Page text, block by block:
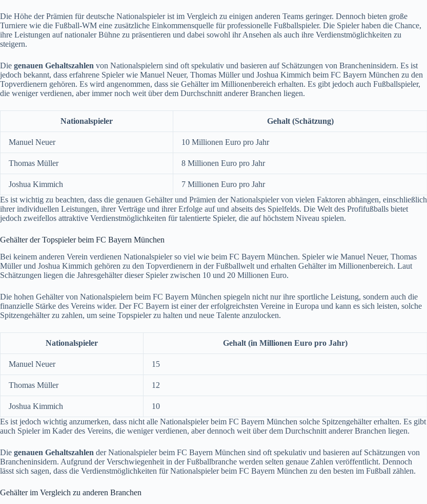
Die Höhe der Prämien für deutsche Nationalspieler ist im Vergleich zu einigen anderen Teams geringer. Dennoch bieten große
Turniere wie die Fußball-WM eine zusätzliche Einkommensquelle für professionelle Fußballspieler. Die Spieler haben die Chance,
ihre Leistungen auf nationaler Bühne zu präsentieren und dabei sowohl ihr Ansehen als auch ihre Verdienstmöglichkeiten zu
steigern.
Die genauen Gehaltszahlen von Nationalspielern sind oft spekulativ und basieren auf Schätzungen von Brancheninsidern. Es ist
jedoch bekannt, dass erfahrene Spieler wie Manuel Neuer, Thomas Müller und Joshua Kimmich beim FC Bayern München zu den
Topverdienern gehören. Es wird angenommen, dass sie Gehälter im Millionenbereich erhalten. Es gibt jedoch auch Fußballspieler,
die weniger verdienen, aber immer noch weit über dem Durchschnitt anderer Branchen liegen.
Nationalspieler Gehalt (Schätzung)
Manuel Neuer 10 Millionen Euro pro Jahr
Thomas Müller 8 Millionen Euro pro Jahr
Joshua Kimmich
7 Millionen Euro pro Jahr
Es ist wichtig zu beachten, dass die genauen Gehälter und Prämien der Nationalspieler von vielen Faktoren abhängen, einschließlich
ihrer individuellen Leistungen, ihrer Verträge und ihrer Erfolge auf und abseits des Spielfelds. Die Welt des Profifußballs bietet
jedoch zweifellos attraktive Verdienstmöglichkeiten für talentierte Spieler, die auf höchstem Niveau spielen.
Gehälter der Topspieler beim FC Bayern München
Bei keinem anderen Verein verdienen Nationalspieler so viel wie beim FC Bayern München. Spieler wie Manuel Neuer, Thomas
Müller und Joshua Kimmich gehören zu den Topverdienern in der Fußballwelt und erhalten Gehälter im Millionenbereich. Laut
Schätzungen liegen die Jahresgehälter dieser Spieler zwischen 10 und 20 Millionen Euro.
Die hohen Gehälter von Nationalspielern beim FC Bayern München spiegeln nicht nur ihre sportliche Leistung, sondern auch die
finanzielle Stärke des Vereins wider. Der FC Bayern ist einer der erfolgreichsten Vereine in Europa und kann es sich leisten, solche
Spitzengehälter zu zahlen, um seine Topspieler zu halten und neue Talente anzulocken.
Nationalspieler Gehalt (in Millionen Euro pro Jahr)
Manuel Neuer 15
Thomas Müller 12
Joshua Kimmich
10
Es ist jedoch wichtig anzumerken, dass nicht alle Nationalspieler beim FC Bayern München solche Spitzengehälter erhalten. Es gibt
auch Spieler im Kader des Vereins, die weniger verdienen, aber dennoch weit über dem Durchschnitt anderer Branchen liegen.
Die genauen Gehaltszahlen der Nationalspieler beim FC Bayern München sind oft spekulativ und basieren auf Schätzungen von
Brancheninsidern. Aufgrund der Verschwiegenheit in der Fußballbranche werden selten genaue Zahlen veröffentlicht. Dennoch
lässt sich sagen, dass die Verdienstmöglichkeiten für Nationalspieler beim FC Bayern München zu den besten im Fußball zählen.
Gehälter im Vergleich zu anderen Branchen